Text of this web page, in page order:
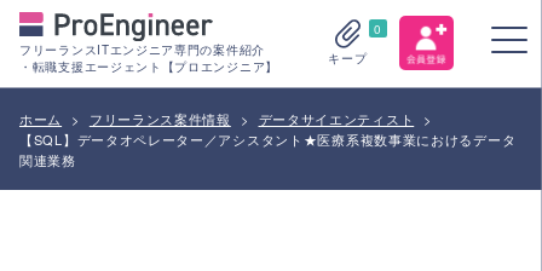
フリーランスITエンジニア専門の案件紹介
・転職支援エージェント【プロエンジニア】
0
キープ
ホーム > フリーランス案件情報 > データサイエンティスト
>
【SQL】データオペレーター／アシスタント★医療系複数事業におけるデータ
関連業務